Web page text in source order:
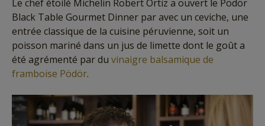
Le chef étoilé Michelin Robert Ortiz a ouvert le Pödör
Black Table Gourmet Dinner par avec un ceviche, une
entrée classique de la cuisine péruvienne, soit un
poisson mariné dans un jus de limette dont le goût a
été agrémenté par du vinaigre balsamique de
framboise Pödör.